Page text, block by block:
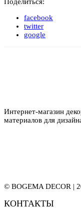
Поделиться:
facebook
twitter
google
Интернет-магазин
материалов для
© BOGEMA DECOR |
КОНТАКТЫ